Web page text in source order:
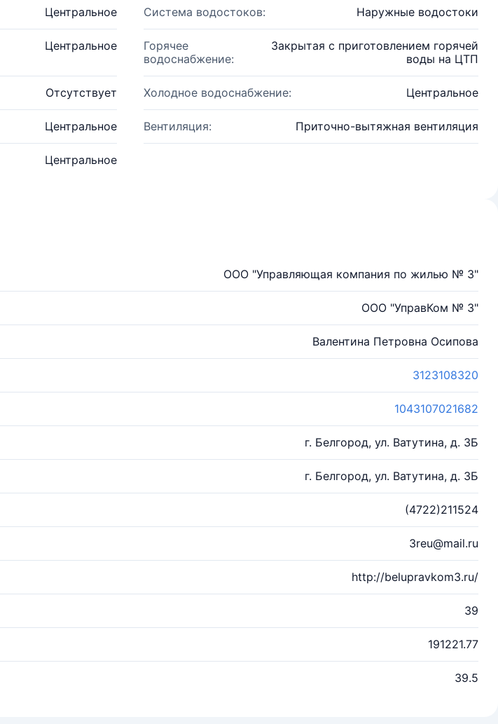
Центральное Система водостоков: Наружные водостоки
Центральное
Горячее
водоснабжение:
Закрытая с приготовлением горячей
воды на ЦТП
Отсутствует Холодное водоснабжение: Центральное
Центральное Вентиляция: Приточно-вытяжная вентиляция
Центральное
ООО "Управляющая компания по жилью № 3"
ООО "УправКом № 3"
Валентина Петровна Осипова
3123108320
1043107021682
г. Белгород, ул. Ватутина, д. 3Б
г. Белгород, ул. Ватутина, д. 3Б
(4722)211524
3reu@mail.ru
http://belupravkom3.ru/
39
191221.77
39.5